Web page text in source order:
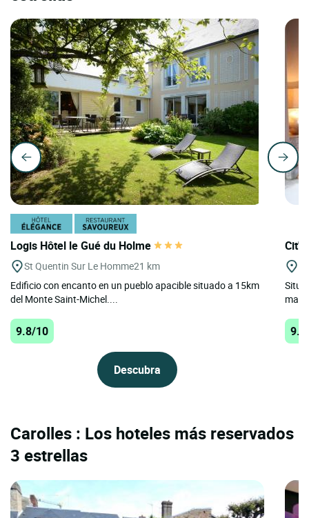
Logis Hôtel le Gué du Holme
St Quentin Sur Le Homme21 km
Edificio con encanto en un pueblo apacible situado a 15km
del Monte Saint-Michel....
9.8/10
Descubra
Carolles : Los hoteles más reservados
3 estrellas